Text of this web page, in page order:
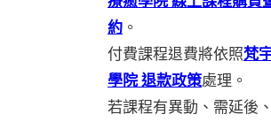
約 。
付費課程退費將依照梵
學院 退款政策處理。
若課程有異動、需延後